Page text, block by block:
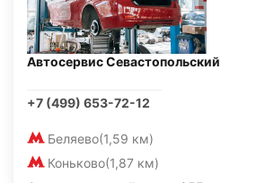
Автосервис Севастопольский
+7 (499) 653-72-12
Беляево(1,59 км)
Коньково(1,87 км)